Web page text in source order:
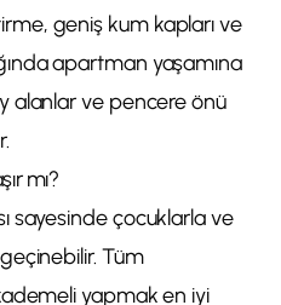
geniş kum kapları ve
apartman yaşamına
alanlar ve pencere önü
mı?
sayesinde çocuklarla ve
Tüm
yapmak en iyi